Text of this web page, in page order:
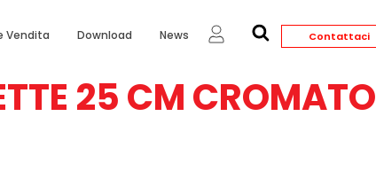
Vendita Download News Contattaci
25 CM CROMATO